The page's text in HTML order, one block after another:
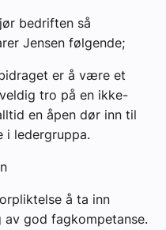
bedriften så
Jensen følgende;
er å være et
tro på en ikke-
en åpen dør inn til
i ledergruppa.
å ta inn
god fagkompetanse.